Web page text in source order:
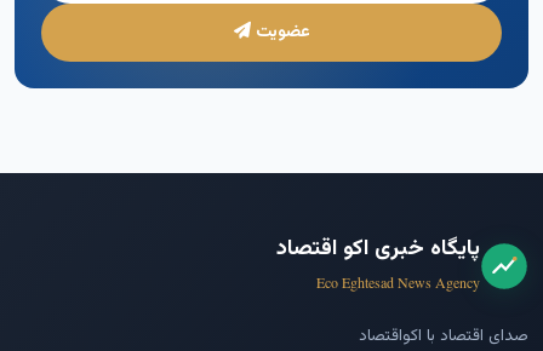
عضویت
پایگاه خبری اکو اقتصاد
Eco Eghtesad News Agency
صدای اقتصاد با اکواقتصاد